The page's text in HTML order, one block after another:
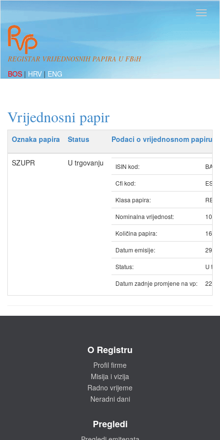
REGISTAR VRIJEDNOSNIH PAPIRA U FBiH
BOS | HRV | ENG
Vrijednosni papir
Oznaka papira Status Podaci o vrijednosnom papiru
SZUPR U trgovanju ISIN kod:
Cfi kod:
Klasa papira:
Nominalna vrijednost:
Količina papira:
Datum emisije:
Status:
U
Datum zadnje promjene na vp:
O Registru
Profil firme
Misija i vizija
Radno vrijeme
Neradni dani
Pregledi